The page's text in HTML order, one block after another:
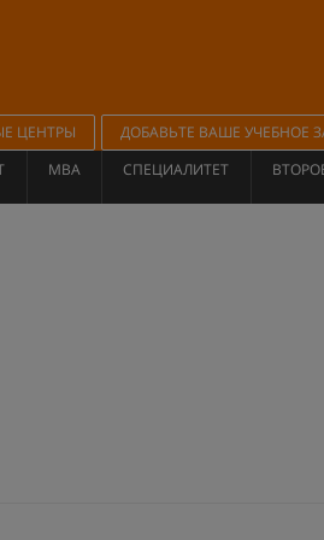
ЦЕНТРЫ
ДОБАВЬТЕ ВАШЕ УЧЕБНОЕ
MBA СПЕЦИАЛИТЕТ